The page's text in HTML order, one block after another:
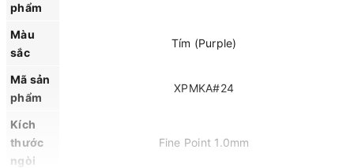
phẩm
Màu
sắc
Tím (Purple)
Mã sản
phẩm
XPMKA#24
Kích
thước
ngòi
Fine Point 1.0mm